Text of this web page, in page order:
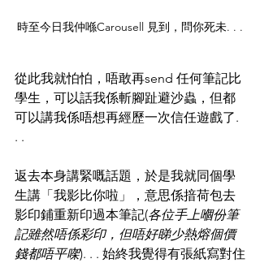
時至今日我仲喺Carousell 見到，問你死未. . .
從此我就怕怕，唔敢再send 任何筆記比
學生，可以話我係斬腳趾避沙蟲，但都
可以講我係唔想再經歷一次信任遊戲了.
. .
返去本身講緊嘅話題，於是我就同個學
生講「我影比你啦」，意思係揞荷包去
影印鋪重新印過本筆記(各位手上嗰份筆
記雖然唔係彩印，但唔好睇少熱熔個價
錢都唔平㗎). . . 始終我覺得有張紙寫對住